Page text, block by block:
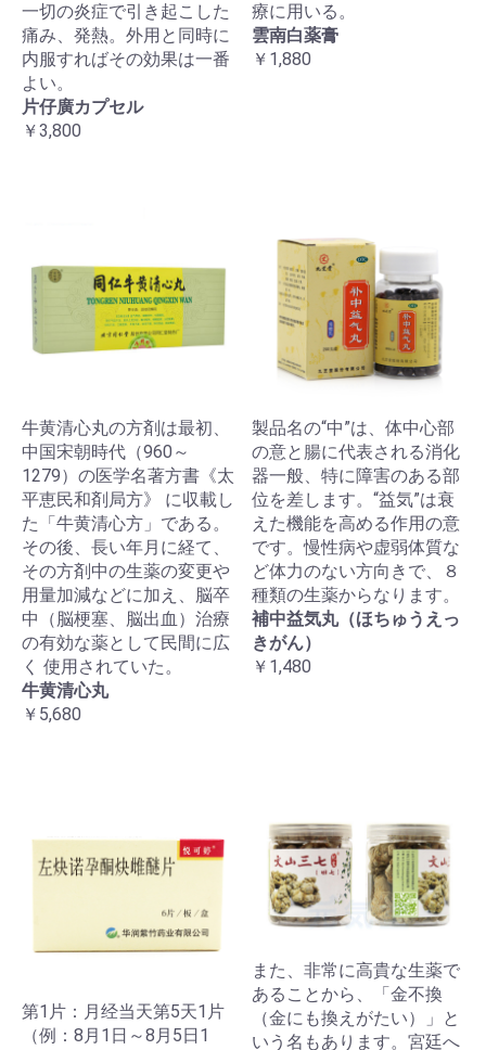
一切の炎症で引き起こした
痛み、発熱。外用と同時に
内服すればその効果は一番
よい。
片仔廣カプセル
￥3,800
療に用いる。
雲南白薬膏
￥1,880
牛黄清心丸の方剤は最初、
中国宋朝時代（960～
1279）の医学名著方書《太
平恵民和剤局方》 に収載し
た「牛黄清心方」である。
その後、長い年月に経て、
その方剤中の生薬の変更や
用量加減などに加え、脳卒
中（脳梗塞、脳出血）治療
の有効な薬として民間に広
く 使用されていた。
牛黄清心丸
￥5,680
製品名の“中”は、体中心部
の意と腸に代表される消化
器一般、特に障害のある部
位を差します。“益気”は衰
えた機能を高める作用の意
です。慢性病や虚弱体質な
ど体力のない方向きで、８
種類の生薬からなります。
補中益気丸（ほちゅうえっ
きがん）
￥1,480
第1片：月经当天第5天1片
（例：8月1日～8月5日1
また、非常に高貴な生薬で
あることから、「金不換
（金にも換えがたい）」と
いう名もあります。宮廷へ